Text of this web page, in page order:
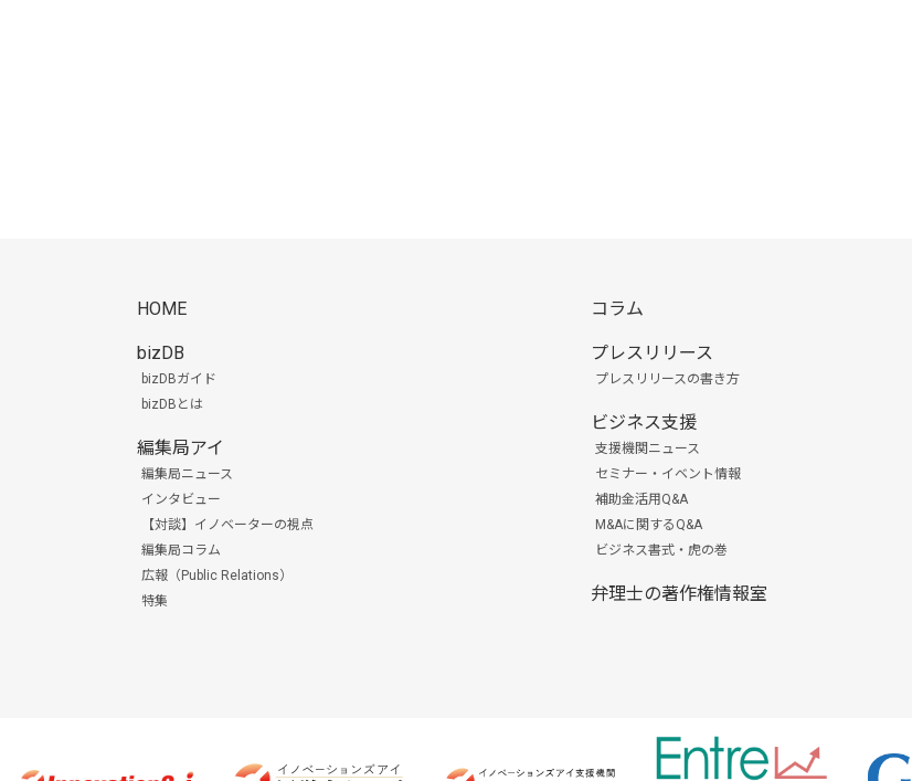
HOME
bizDB
bizDBガイド
bizDBとは
編集局アイ
編集局ニュース
インタビュー
【対談】イノベーターの視点
編集局コラム
広報（Public Relations）
特集
コラム
プレスリリース
プレスリリースの書き方
ビジネス支援
支援機関ニュース
セミナー・イベント情報
補助金活用Q&A
M&Aに関するQ&A
ビジネス書式・虎の巻
弁理士の著作権情報室